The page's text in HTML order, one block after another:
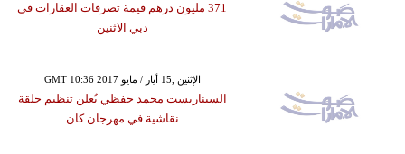
371 مليون درهم قيمة تصرفات العقارات في
دبي الاثنين
GMT 10:36 2017 الإثنين ,15 أيار / مايو
السيناريست محمد حفظي يُعلن تنظيم حلقة
نقاشية في مهرجان كان